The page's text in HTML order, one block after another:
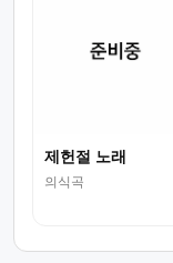
제헌절 노래
의식곡